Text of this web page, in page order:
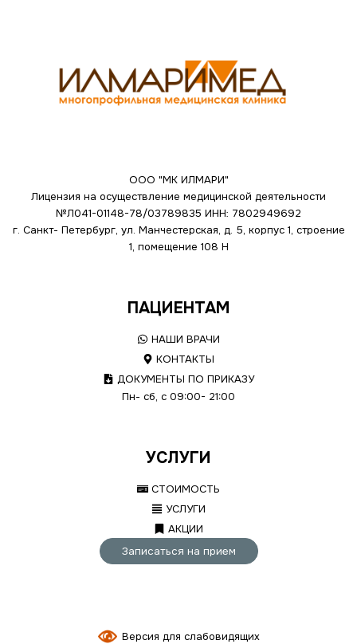
ООО "МК ИЛМАРИ"
Лицензия на осуществление медицинской деятельности
№Л041-01148-78/03789835 ИНН: 7802949692
г. Санкт- Петербург, ул. Манчестерская, д. 5, корпус 1, строение
1, помещение 108 Н
ПАЦИЕНТАМ
НАШИ ВРАЧИ
КОНТАКТЫ
ДОКУМЕНТЫ ПО ПРИКАЗУ
Пн- сб, с 09:00- 21:00
УСЛУГИ
СТОИМОСТЬ
УСЛУГИ
АКЦИИ
Записаться на прием
Версия для слабовидящих